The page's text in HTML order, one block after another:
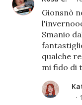
Gionsnò
Smanio
qualche
mi fido di